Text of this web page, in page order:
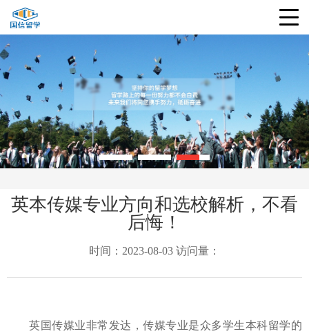
英本传媒专业方向和选校解析，不看
后悔！
时间：2023-08-03 访问量：
英国传媒业非常发达，传媒专业是众多学生本科留学的